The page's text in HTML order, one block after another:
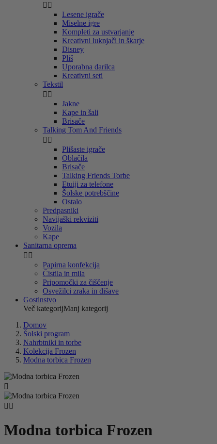
 
Lesene igrače
Miselne igre
Kompleti za ustvarjanje
Kreativni luknjači in škarje
Disney
Pliš
Uporabna darilca
Kreativni seti
Tekstil
 
Jakne
Kape in šali
Brisače
Talking Tom And Friends
 
Plišaste igrače
Oblačila
Brisače
Talking Friends Torbe
Etuiji za telefone
Šolske potrebščine
Ostalo
Predpasniki
Navijaški rekviziti
Vozila
Kape
Sanitarna oprema
 
Papirna konfekcija
Čistila in mila
Pripomočki za čiščenje
Osvežilci zraka in dišave
Gostinstvo
Več kategorijManj kategorij
Domov
Šolski program
Nahrbtniki in torbe
Kolekcija Frozen
Modna torbica Frozen

 
Modna torbica Frozen